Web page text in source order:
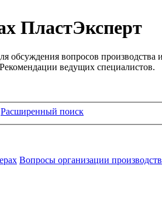
ПластЭксперт
обсуждения вопросов производства
ведущих специалистов.
Расширенный поиск
Вопросы организации